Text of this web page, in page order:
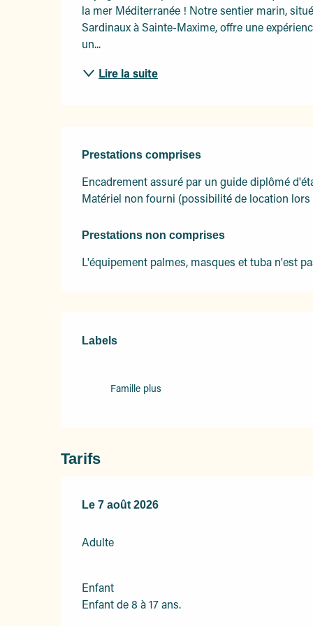
la mer Méditerranée ! Notre sentier marin,
Sardinaux à Sainte-Maxime, offre une
un...
Lire la suite
Prestations comprises
Prestations comprises
Encadrement assuré par un guide diplômé
Matériel non fourni (possibilité de location lors
Prestations non comprises
Prestations non comprises
L'équipement palmes, masques et tuba n'est
Offres de
Labels
Labels
Famille plus
Tarifs
Le 7 août 2026
Le 7 août 2026
Adulte
Enfant
Enfant de 8 à 17 ans.